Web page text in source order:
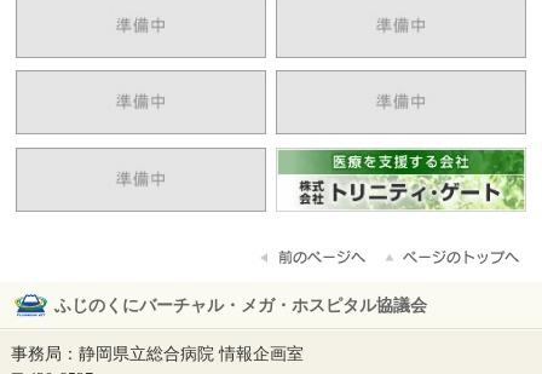
ふじのくにバーチャル・メガ・ホスピタル協議会
事務局：静岡県立総合病院 情報企画室